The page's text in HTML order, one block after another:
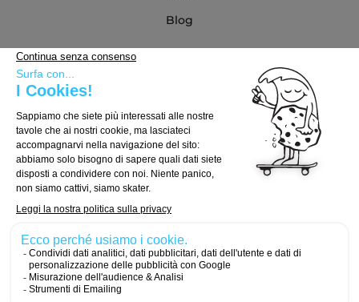
Blog
Guida all'acquisto
Come scegliere la tua tavola